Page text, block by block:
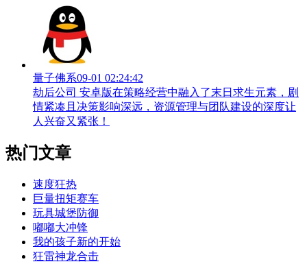
量子佛系09-01 02:24:42
劫后公司 安卓版在策略经营中融入了末日求生元素，剧
情紧凑且决策影响深远，资源管理与团队建设的深度让
人兴奋又紧张！
热门文章
速度狂热
巨量扭矩赛车
玩具城堡防御
嘟嘟大冲锋
我的孩子新的开始
狂雷神龙合击